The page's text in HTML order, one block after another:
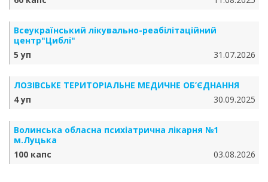
Всеукраїнський лікувально-реабілітаційний
центр"Циблі"
5 уп
31.07.2026
ЛОЗІВСЬКЕ ТЕРИТОРІАЛЬНЕ МЕДИЧНЕ ОБ’ЄДНАННЯ
4 уп
30.09.2025
Волинська обласна психіатрична лікарня №1
м.Луцька
100 капс
03.08.2026